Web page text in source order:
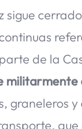
sigue
de la
militarmente
graneleros y